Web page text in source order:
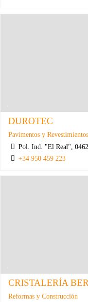
DUROTEC
Pavimentos y Revestimientos
Pol. Ind. "El Real",
+34 950 459 223
CRISTALERÍA
Reformas y Construcción